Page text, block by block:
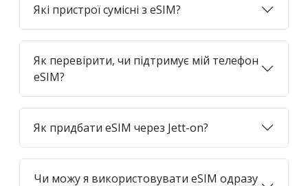
Які пристрої сумісні з eSIM?
Як перевірити, чи підтримує мій телефон
eSIM?
Як придбати eSIM через Jett-on?
Чи можу я використовувати eSIM одразу